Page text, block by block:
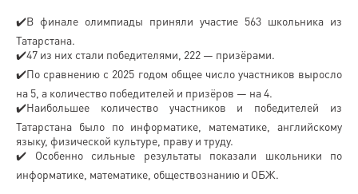
✔️В финале олимпиады приняли участие 563 школьника из
Татарстана.
✔️47 из них стали победителями, 222 — призёрами.
✔️По сравнению с 2025 годом общее число участников выросло
на 5, а количество победителей и призёров — на 4.
✔️Наибольшее количество участников и победителей из
Татарстана было по информатике, математике, английскому
языку, физической культуре, праву и труду.
✔️ Особенно сильные результаты показали школьники по
информатике, математике, обществознанию и ОБЖ.